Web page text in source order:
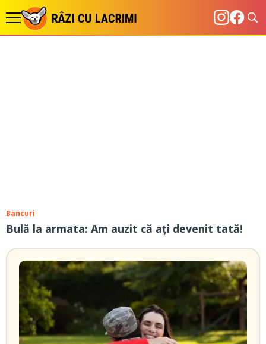
Bancuri
Bulă la armata: Am auzit că ați devenit tată!